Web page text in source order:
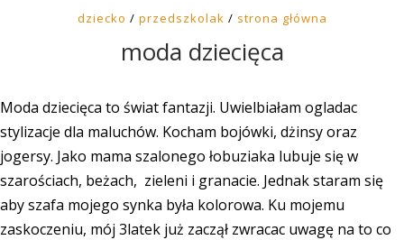
dziecko / przedszkolak / strona główna
moda dziecięca
Moda dziecięca to świat fantazji. Uwielbiałam ogladac
stylizacje dla maluchów. Kocham bojówki, dżinsy oraz
jogersy. Jako mama szalonego łobuziaka lubuje się w
szarościach, beżach, zieleni i granacie. Jednak staram się
aby szafa mojego synka była kolorowa. Ku mojemu
zaskoczeniu, mój 3latek już zaczął zwracac uwagę na to co